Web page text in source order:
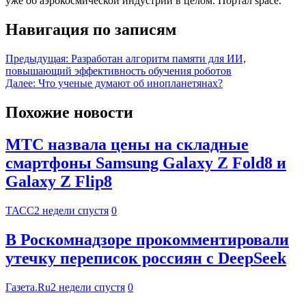
Навигация по записям
Предыдущая: Разработан алгоритм памяти для ИИ,
повышающий эффективность обучения роботов
Далее: Что ученые думают об инопланетянах?
Похожие новости
МТС назвала цены на складные
смартфоны Samsung Galaxy Z Fold8 и
Galaxy Z Flip8
ТАСС2 недели спустя 0
В Роскомнадзоре прокомментировали
утечку переписок россиян с DeepSeek
Газета.Ru2 недели спустя 0